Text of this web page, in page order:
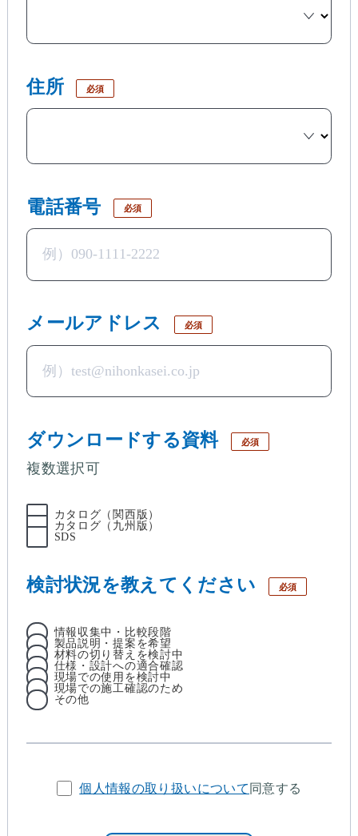
住所 必須
電話番号 必須
メールアドレス 必須
ダウンロードする資料 必須
複数選択可
カタログ（関西版）
カタログ（九州版）
SDS
検討状況を教えてください 必須
情報収集中・比較段階
製品説明・提案を希望
材料の切り替えを検討中
仕様・設計への適合確認
現場での使用を検討中
現場での施工確認のため
その他
個人情報の取り扱いについて 同意する